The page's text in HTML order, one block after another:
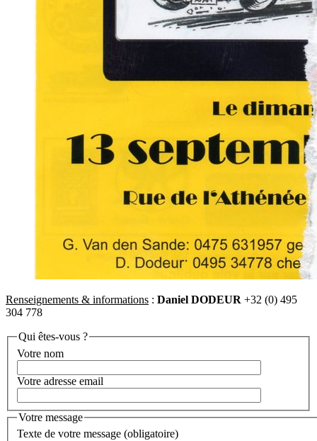
Renseignements & informations : Daniel DODEUR +32 (0) 495
304 778
Qui êtes-vous ?
Votre nom
Votre adresse email
Votre message
Texte de votre message (obligatoire)